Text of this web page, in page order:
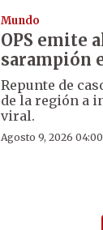
Mundo
OPS emite
sarampión
Repunte de
de la región a
viral.
Agosto 9, 2026